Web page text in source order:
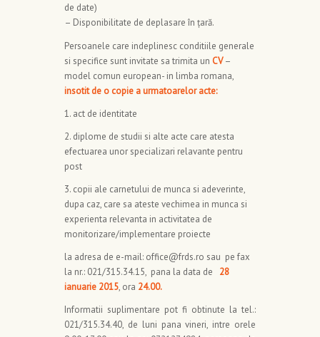
de date)
– Disponibilitate de deplasare în ţară.
Persoanele care indeplinesc conditiile generale
si specifice sunt invitate sa trimita un CV–
model comun european- in limba romana,
insotit de o copie a urmatoarelor acte:
1. act de identitate
2. diplome de studii si alte acte care atesta
efectuarea unor specializari relavante pentru
post
3. copii ale carnetului de munca si adeverinte,
dupa caz, care sa ateste vechimea in munca si
experienta relevanta in activitatea de
monitorizare/implementare proiecte
la adresa de e-mail: office@frds.ro sau pe fax
la nr.: 021/315.34.15, pana la data de 28
ianuarie 2015, ora 24.00.
Informatii suplimentare pot fi obtinute la tel.:
021/315.34.40, de luni pana vineri, intre orele